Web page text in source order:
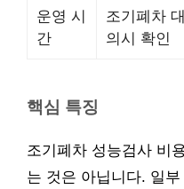
운영 시
간
조기폐차
의시 확인
핵심 특징
조기폐차 성능검사 비
는 것은 아닙니다. 일